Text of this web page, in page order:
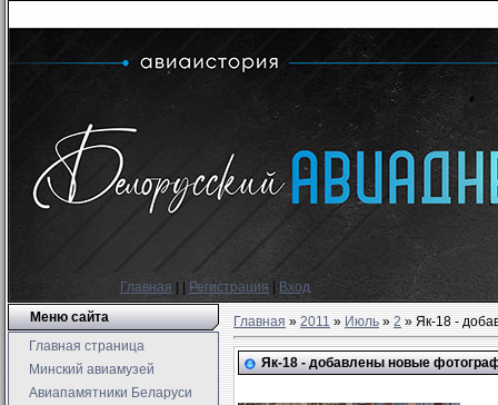
Главная Регистрация
Вход
Меню сайта
Главная страница
Минский авиамузей
Авиапамятники Беларуси
Главная»2011 » Июль » 2» Як-18 -
Як-18 - добавлены новые